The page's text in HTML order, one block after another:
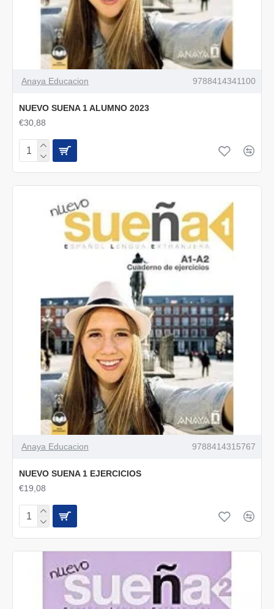
Anaya Educacion 9788414341100
NUEVO SUENA 1 ALUMNO 2023
€30,88
Anaya Educacion 9788414315767
NUEVO SUENA 1 EJERCICIOS
€19,08